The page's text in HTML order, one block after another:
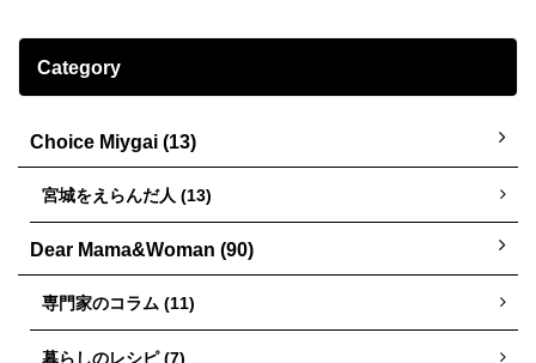
Category
Choice Miygai (13)
宮城をえらんだ人 (13)
Dear Mama&Woman (90)
専門家のコラム (11)
暮らしのレシピ (7)